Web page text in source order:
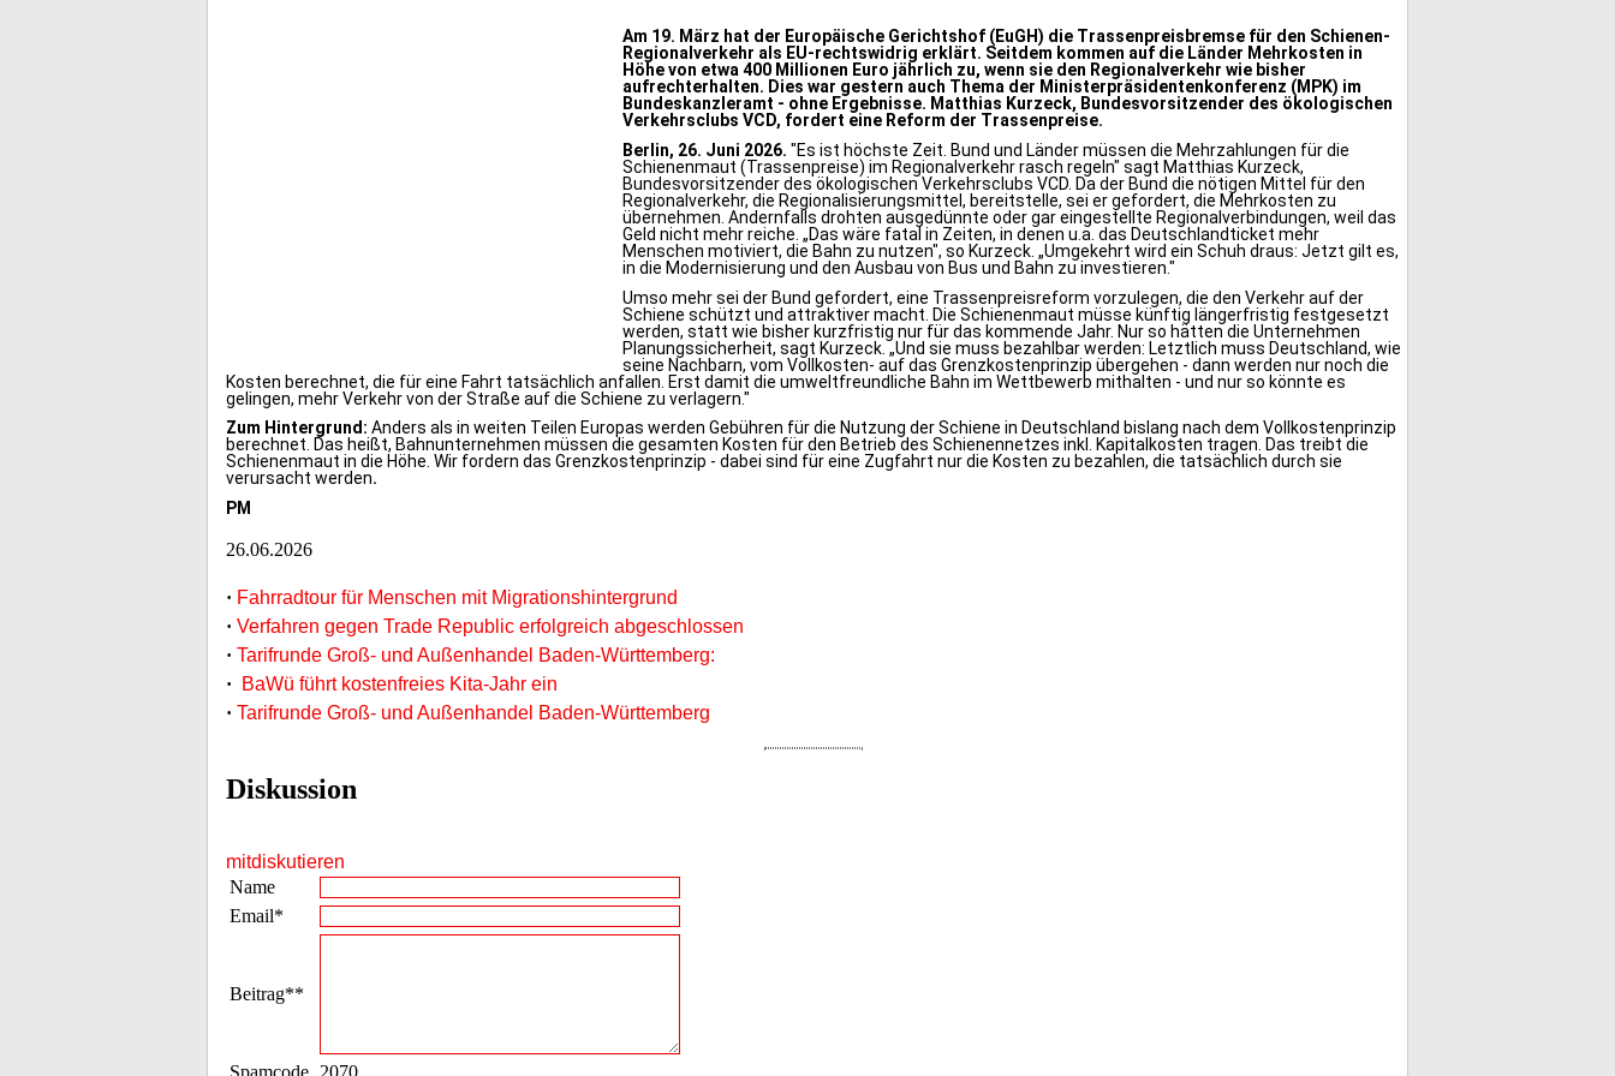
Am 19. März hat der Europäische Gerichtshof (EuGH) die Trassenpreisbremse für den Schienen-
Regionalverkehr als EU-rechtswidrig erklärt. Seitdem kommen auf die Länder Mehrkosten in
Höhe von etwa 400 Millionen Euro jährlich zu, wenn sie den Regionalverkehr wie bisher
aufrechterhalten. Dies war gestern auch Thema der Ministerpräsidentenkonferenz (MPK) im
Bundeskanzleramt - ohne Ergebnisse. Matthias Kurzeck, Bundesvorsitzender des ökologischen
Verkehrsclubs VCD, fordert eine Reform der Trassenpreise.
Berlin, 26. Juni 2026. "Es ist höchste Zeit. Bund und Länder müssen die Mehrzahlungen für die
Schienenmaut (Trassenpreise) im Regionalverkehr rasch regeln" sagt Matthias Kurzeck,
Bundesvorsitzender des ökologischen Verkehrsclubs VCD. Da der Bund die nötigen Mittel für den
Regionalverkehr, die Regionalisierungsmittel, bereitstelle, sei er gefordert, die Mehrkosten zu
übernehmen. Andernfalls drohten ausgedünnte oder gar eingestellte Regionalverbindungen, weil das
Geld nicht mehr reiche. „Das wäre fatal in Zeiten, in denen u.a. das Deutschlandticket mehr
Menschen motiviert, die Bahn zu nutzen", so Kurzeck. „Umgekehrt wird ein Schuh draus: Jetzt gilt es,
in die Modernisierung und den Ausbau von Bus und Bahn zu investieren."
Umso mehr sei der Bund gefordert, eine Trassenpreisreform vorzulegen, die den Verkehr auf der
Schiene schützt und attraktiver macht. Die Schienenmaut müsse künftig längerfristig festgesetzt
werden, statt wie bisher kurzfristig nur für das kommende Jahr. Nur so hätten die Unternehmen
Planungssicherheit, sagt Kurzeck. „Und sie muss bezahlbar werden: Letztlich muss Deutschland, wie
seine Nachbarn, vom Vollkosten- auf das Grenzkostenprinzip übergehen - dann werden nur noch die
Kosten berechnet, die für eine Fahrt tatsächlich anfallen. Erst damit die umweltfreundliche Bahn im Wettbewerb mithalten - und nur so könnte es
gelingen, mehr Verkehr von der Straße auf die Schiene zu verlagern."
Zum Hintergrund: Anders als in weiten Teilen Europas werden Gebühren für die Nutzung der Schiene in Deutschland bislang nach dem Vollkostenprinzip
berechnet. Das heißt, Bahnunternehmen müssen die gesamten Kosten für den Betrieb des Schienennetzes inkl. Kapitalkosten tragen. Das treibt die
Schienenmaut in die Höhe. Wir fordern das Grenzkostenprinzip - dabei sind für eine Zugfahrt nur die Kosten zu bezahlen, die tatsächlich durch sie
verursacht werden.
PM
26.06.2026
· Fahrradtour für Menschen mit Migrationshintergrund
· Verfahren gegen Trade Republic erfolgreich abgeschlossen
· Tarifrunde Groß- und Außenhandel Baden-Württemberg:
·
BaWü führt kostenfreies Kita-Jahr ein
· Tarifrunde Groß- und Außenhandel Baden-Württemberg
Diskussion
mitdiskutieren
Name
Email*
Beitrag**
Spamcode 2070